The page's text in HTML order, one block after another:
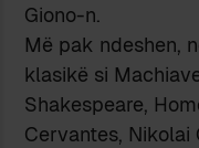
Giono-n.
Më pak ndeshen,
klasikë si
Shakespeare,
Cervantes, Nikolai